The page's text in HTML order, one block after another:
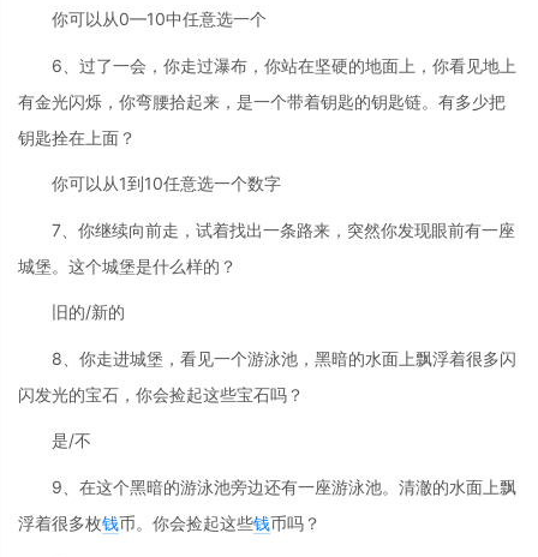
你可以从0—10中任意选一个
6、过了一会，你走过瀑布，你站在坚硬的地面上，你看见地上
有金光闪烁，你弯腰拾起来，是一个带着钥匙的钥匙链。有多少把
钥匙拴在上面？
你可以从1到10任意选一个数字
7、你继续向前走，试着找出一条路来，突然你发现眼前有一座
城堡。这个城堡是什么样的？
旧的/新的
8、你走进城堡，看见一个游泳池，黑暗的水面上飘浮着很多闪
闪发光的宝石，你会捡起这些宝石吗？
是/不
9、在这个黑暗的游泳池旁边还有一座游泳池。清澈的水面上飘
浮着很多枚钱币。你会捡起这些钱币吗？